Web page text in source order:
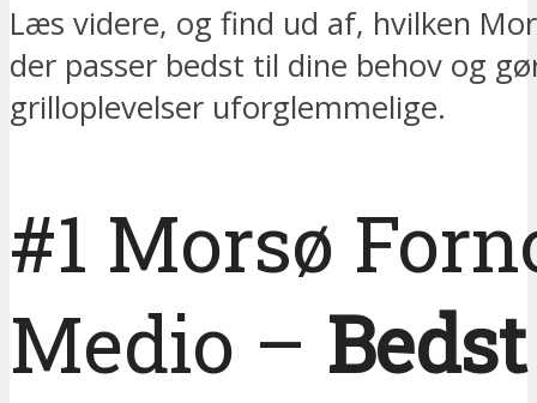
Læs videre, og find ud af, hvilken
der passer bedst til dine behov og
grilloplevelser uforglemmelige.
#1 Morsø
Medio –